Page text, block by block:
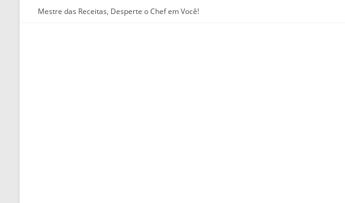
Mestre das Receitas, Desperte o Chef em Você!